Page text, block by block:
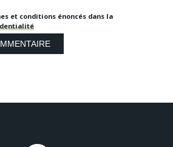
et conditions énoncés dans la